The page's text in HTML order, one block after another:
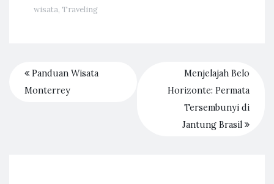
wisata, Traveling
Panduan Wisata
Monterrey
Menjelajah Belo
Horizonte: Permata
Tersembunyi di
Jantung Brasil